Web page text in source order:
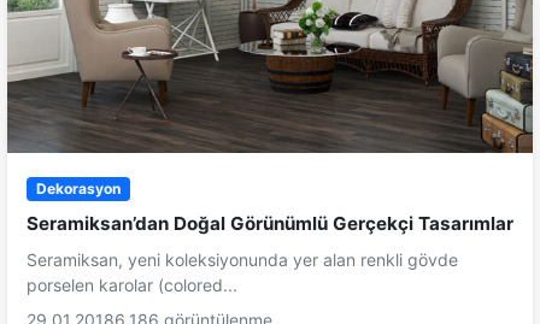
Dekorasyon
Seramiksan’dan Doğal Görünümlü Gerçekçi Tasarımlar
Seramiksan, yeni koleksiyonunda yer alan renkli gövde
porselen karolar (colored...
29.01.20186,186 görüntülenme